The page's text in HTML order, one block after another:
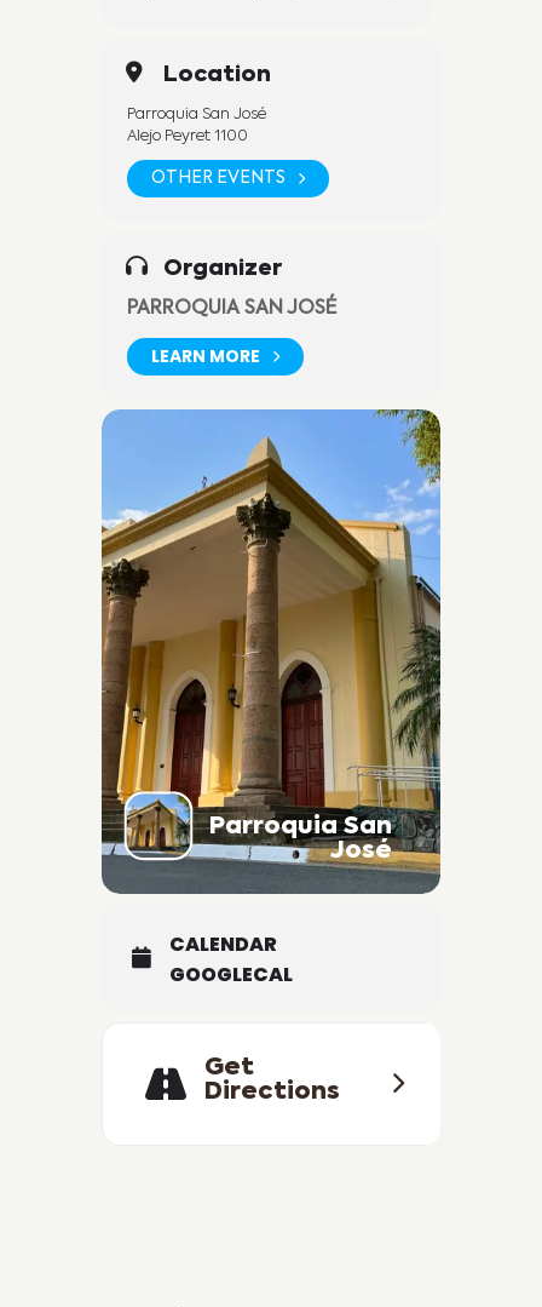
Location
Parroquia San José
Alejo Peyret 1100
OTHER EVENTS
Organizer
PARROQUIA SAN JOSÉ
LEARN MORE
Parroquia San
José
CALENDAR
GOOGLECAL
Get
Directions